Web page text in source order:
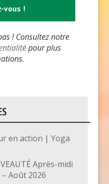
! Consultez notre
pour plus
en action | Yoga
Après-midi
Août 2026